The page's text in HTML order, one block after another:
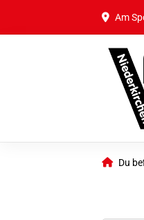
Am
Du